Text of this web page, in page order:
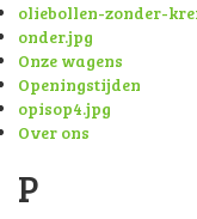
oliebollen-zonder-
onder.jpg
Onze wagens
Openingstijden
opisop4.jpg
Over ons
P